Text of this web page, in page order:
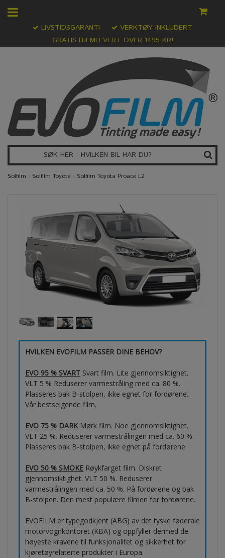
GRATIS HJEMLEVERT OVER 1495 KR!
LIVSTIDSGARANTI VERKTØY INKLUDERT
Solfilm › Solfilm Toyota › Solfilm Toyota Proace L2
HVILKEN EVOFILM PASSER DINE BEHOV?
EVO 95 % SVART Svart film. Lite gjennomsiktighet.
VLT 5 % Reduserer varmestråling med ca. 80 %.
Plasseres bak B-stolpen, ikke egnet for fordørene.
Vår bestselgende film.
EVO 75 % DARKMørk film. Noe gjennomsiktighet.
VLT 25 %. Reduserer varmestrålingen med ca. 60 %.
Plasseres bak B-stolpen, ikke egnet på fordørene.
EVO 50 % SMOKE Røykfarget film. Diskret
gjennomsiktighet. VLT 50 %. Reduserer
varmestrålingen med ca. 50 %. På fordørene og bak
B-stolpen. Den mest populære filmen for fordørene.
EVOFILM er typegodkjent (ABG) av det tyske føderale
motorvognkontoret (KBA) og oppfyller dermed de
høyeste kravene til funksjonalitet og sikkerhet for
kjøretøyrelaterte produkter i Europa.